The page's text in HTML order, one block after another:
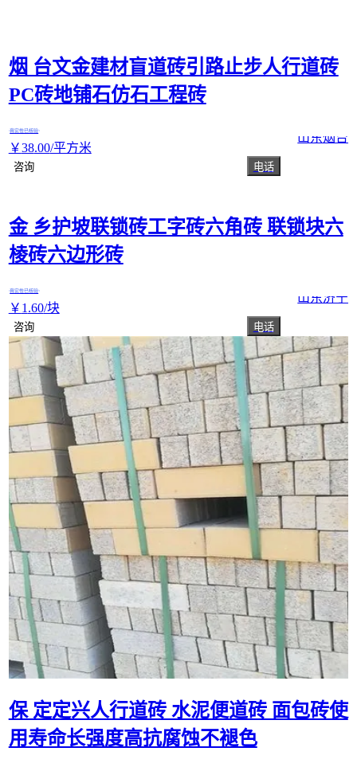
烟 台文金建材盲道砖引路止步人行道砖
PC砖地铺石仿石工程砖
真实性已核验
￥38.00/平方米
山东烟台
咨询 电话
金 乡护坡联锁砖工字砖六角砖 联锁块六
棱砖六边形砖
真实性已核验
￥ 1 .60/块
山东济宁
咨询 电话
保 定定兴人行道砖 水泥便道砖 面包砖使
用寿命长强度高抗腐蚀不褪色